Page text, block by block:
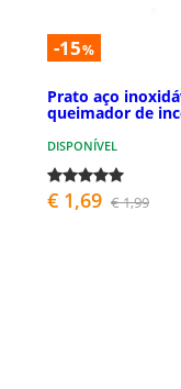
-15%
Prato aço
queimador de
DISPONÍVEL
€ 1,69 € 1,99